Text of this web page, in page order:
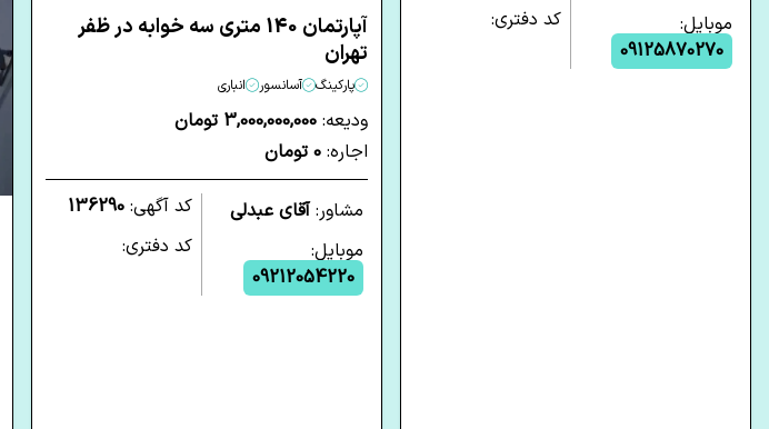
موبایل:
09125870270
کد دفتری:
آپارتمان 140 متری سه خوابه در ظفر
تهران
پارکینگ آسانسور انباری
ودیعه: 3,000,000,000 تومان
اجاره: 0 تومان
مشاور:آقای عبدلی
موبایل:
09212054220
کد آگهی: 136290
کد دفتری: